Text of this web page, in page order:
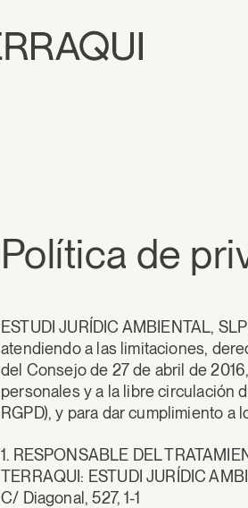
Política de
ESTUDI JURÍDIC AMBIENTAL,
atendiendo a las limitaciones,
del Consejo de 27 de abril de
personales y a la libre circulación
RGPD), y para dar cumplimiento a
1. RESPONSABLE DEL
TERRAQUI: ESTUDI JURÍDIC
C/ Diagonal, 527, 1-1